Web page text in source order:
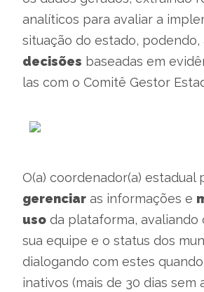
analíticos para avaliar a
situação do estado, podendo,
decisões baseadas em
las com o Comitê Gestor
O(a) coordenador(a) estadual
gerenciaras informações e
usoda plataforma, avaliando
sua equipe e o status dos
dialogando com estes
inativos (mais de 30 dias sem